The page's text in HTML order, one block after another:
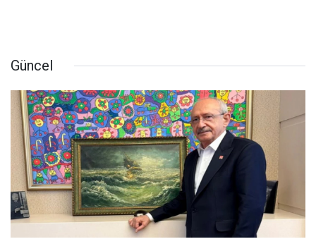
Güncel